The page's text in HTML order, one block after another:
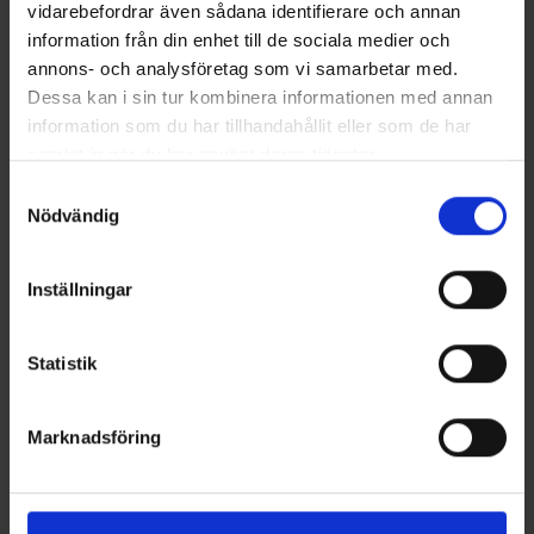
vidarebefordrar även sådana identifierare och annan
information från din enhet till de sociala medier och
annons- och analysföretag som vi samarbetar med.
Dessa kan i sin tur kombinera informationen med annan
information som du har tillhandahållit eller som de har
Nödvändig
Inställningar
Statistik
Marknadsföring
Socken Coolmax® Grau
Andere kauften auch